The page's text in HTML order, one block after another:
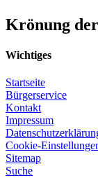
Krönung
Wichtiges
Startseite
Bürgerservice
Kontakt
Impressum
Cookie-
Sitemap
Suche